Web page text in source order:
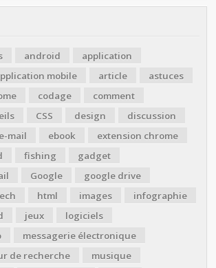
android
application
mobile article
astuces
codage
comment
CSS design
discussion
e-mail ebook
extension chrome
fishing
gadget
Google
google drive
html images
infographie
jeux
logiciels
messagerie électronique
de recherche
musique